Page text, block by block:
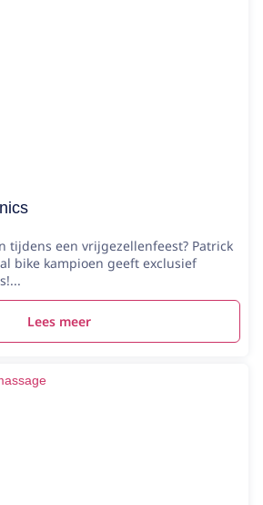
tijdens een vrijgezellenfeest? Patrick
bike kampioen geeft exclusief
Lees meer